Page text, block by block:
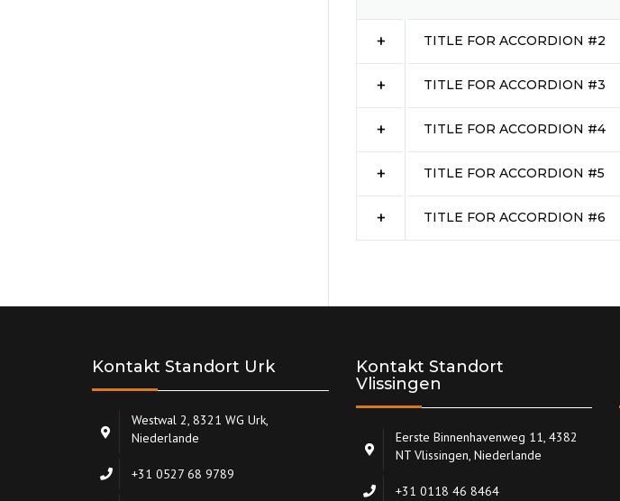
TITLE FOR ACCORDION #2
TITLE FOR ACCORDION #3
TITLE FOR ACCORDION #4
TITLE FOR ACCORDION #5
TITLE FOR ACCORDION #6
Kontakt Standort Urk
Westwal 2, 8321 WG Urk,
Niederlande
+31 0527 68 9789
Kontakt Standort
Vlissingen
Eerste Binnenhavenweg 11, 4382
NT Vlissingen, Niederlande
+31 0118 46 8464